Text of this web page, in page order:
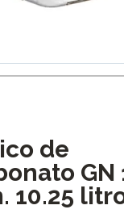
de
GN
10.25